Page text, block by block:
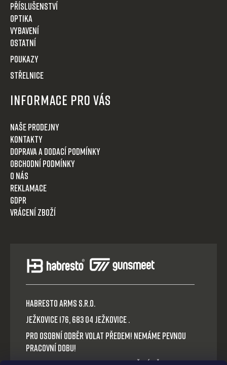
Příslušenství
Optika
VYBAVENÍ
OSTATNÍ
POUKAZY
STŘELNICE
Informace pro Vás
Naše prodejny
Kontakty
Doprava a dodací podmínky
Obchodní podmínky
O nás
Reklamace
GDPR
Vrácení zboží
HABRESTO ARMS s.r.o.
Ježkovice 176, 683 04 Ježkovice .
Pro osobní odběr volat předem! Nemáme pevnou
pracovní dobu!